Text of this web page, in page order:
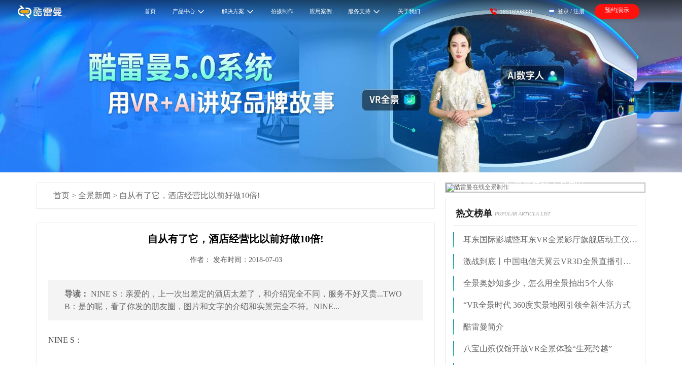
首页 产品中心 解决方案 拍摄制作 应用案例 服务支持 关于我们 18516908881 登录 / 注册 预约演示
首页 > 全景新闻 > 自从有了它，酒店经营比以前好做10倍!
自从有了它，酒店经营比以前好做10倍!
作者： 发布时间：2018-07-03
导读： NINE S：亲爱的，上一次出差定的酒店太差了，和介绍完全不同，服务不好又贵...TWO
B：是的呢，看了你发的朋友圈，图片和文字的介绍和实景完全不符。NINE...
NINE S：
酷雷曼在线全景制作
热文榜单 POPULAR ARTICLA LIST
耳东国际影城暨耳东VR全景影厅旗舰店动工仪式盛大举行
激战到底丨中国电信天翼云VR3D全景直播引燃拳击热火
全景奥妙知多少，怎么用全景拍出5个人你
“VR全景时代 360度实景地图引领全新生活方式
酷雷曼简介
八宝山殡仪馆开放VR全景体验“生死跨越”